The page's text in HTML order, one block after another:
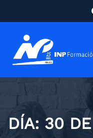
DÍA: 30